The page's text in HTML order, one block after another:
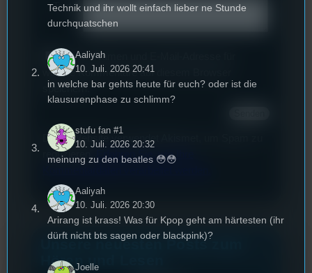
Text*
Deinen Namen und E-Mail-Adresse für
weitere Kommentare auf diesem Browser
speichern.
Diese Website verwendet Akismet, um Spam zu
reduzieren.
Erfahren Sie, wie Ihre
Unsere neuesten Posts zum
Hören und Lesen
Technik und ihr wollt einfach lieber ne Stunde
durchquatschen
Aaliyah
10. Juli. 2026 20:41
in welche bar gehts heute für euch? oder ist die
klausurenphase zu schlimm?
stufu fan #1
10. Juli. 2026 20:32
meinung zu den beatles 😳😳
Aaliyah
10. Juli. 2026 20:30
Arirang ist krass! Was für Kpop geht am härtesten (ihr
dürft nicht bts sagen oder blackpink)?
Joelle